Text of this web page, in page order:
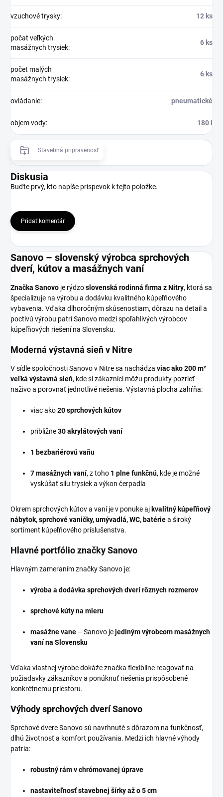
vzuchové trysky: 12 ks
počat veľkých
masážnych trysiek:
6 ks
počet malých
masážnych trysiek:
6 ks
ovládanie: pneumatické
objem vody: 180 l
Stavebná pripravenosť
Diskusia
Buďte prvý, kto napíše príspevok k tejto položke.
Pridať komentár
Sanovo – slovenský výrobca sprchových
dverí, kútov a masážnych vaní
Značka Sanovo je rýdzoslovenská rodinná firma z Nitry, ktorá sa
špecializuje na výrobu a dodávku kvalitného kúpeľňového
vybavenia. Vďaka dlhoročným skúsenostiam, dôrazu na detail a
poctivú výrobu patrí Sanovo medzi spoľahlivých výrobcov
kúpeľňových riešení na Slovensku.
Moderná výstavná sieň v Nitre
V sídle spoločnosti Sanovo v Nitre sa nachádza viac ako 200 m²
veľká výstavná sieň, kde si zákazníci môžu produkty pozrieť
naživo a porovnať jednotlivé riešenia. Výstavná plocha zahŕňa:
viac ako20 sprchových kútov
približne30 akrylátových vaní
1 bezbariérovú vaňu
7 masážnych vaní, z toho 1 plne funkčnú, kde je možné
vyskúšať silu trysiek a výkon čerpadla
Okrem sprchových kútov a vaní je v ponuke ajkvalitný kúpeľňový
nábytok, sprchové vaničky, umývadlá, WC, batériea široký
sortiment kúpeľňového príslušenstva.
Hlavné portfólio značky Sanovo
Hlavným zameraním značky Sanovo je:
výroba a dodávka sprchových dverí rôznych rozmerov
sprchové kúty na mieru
masážne vane – Sanovo jejediným výrobcom masážnych
vaní na Slovensku
Vďaka vlastnej výrobe dokáže značka flexibilne reagovať na
požiadavky zákazníkov a ponúknuť riešenia prispôsobené
konkrétnemu priestoru.
Výhody sprchových dverí Sanovo
Sprchové dvere Sanovo sú navrhnuté s dôrazom na funkčnosť,
dlhú životnosť a komfort používania. Medzi ich hlavné výhody
patria:
robustný rám v chrómovanej úprave
nastaviteľnosť stavebnej šírky až o 5 cm